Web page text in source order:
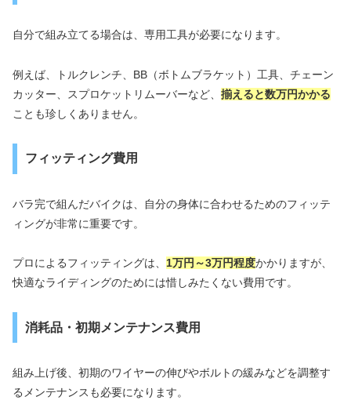
自分で組み立てる場合は、専用工具が必要になります。
例えば、トルクレンチ、BB（ボトムブラケット）工具、チェーン
カッター、スプロケットリムーバーなど、 揃えると数万円かかる
ことも珍しくありません。
フィッティング費用
バラ完で組んだバイクは、自分の身体に合わせるためのフィッテ
ィングが非常に重要です。
プロによるフィッティングは、 1万円～3万円程度かかりますが、
快適なライディングのためには惜しみたくない費用です。
消耗品・初期メンテナンス費用
組み上げ後、初期のワイヤーの伸びやボルトの緩みなどを調整す
るメンテナンスも必要になります。